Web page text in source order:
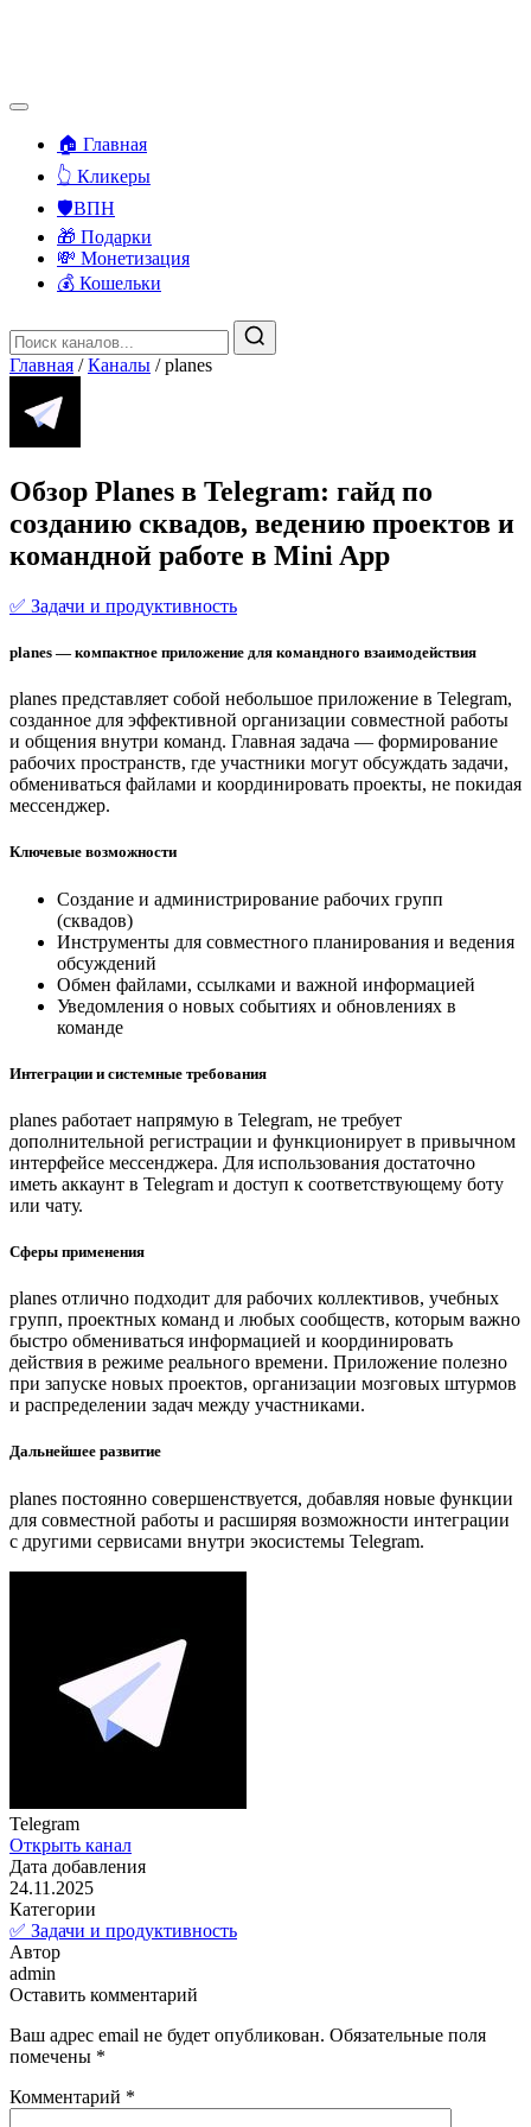
🏠 Главная
👆 Кликеры
🛡️ВПН
🎁 Подарки
💸 Монетизация
💰 Кошельки
Главная / Каналы / planes
Обзор Planes в Telegram: гайд по
созданию сквадов, ведению проектов и
командной работе в Mini App
✅ Задачи и продуктивность
planes — компактное приложение для командного взаимодействия
planes представляет собой небольшое приложение в Telegram,
созданное для эффективной организации совместной работы
и общения внутри команд. Главная задача — формирование
рабочих пространств, где участники могут обсуждать задачи,
обмениваться файлами и координировать проекты, не покидая
мессенджер.
Ключевые возможности
Создание и администрирование рабочих групп
(сквадов)
Инструменты для совместного планирования и ведения
обсуждений
Обмен файлами, ссылками и важной информацией
Уведомления о новых событиях и обновлениях в
команде
Интеграции и системные требования
planes работает напрямую в Telegram, не требует
дополнительной регистрации и функционирует в привычном
интерфейсе мессенджера. Для использования достаточно
иметь аккаунт в Telegram и доступ к соответствующему боту
или чату.
Сферы применения
planes отлично подходит для рабочих коллективов, учебных
групп, проектных команд и любых сообществ, которым важно
быстро обмениваться информацией и координировать
действия в режиме реального времени. Приложение полезно
при запуске новых проектов, организации мозговых штурмов
и распределении задач между участниками.
Дальнейшее развитие
planes постоянно совершенствуется, добавляя новые функции
для совместной работы и расширяя возможности интеграции
с другими сервисами внутри экосистемы Telegram.
Telegram
Открыть канал
Дата добавления
24.11.2025
Категории
✅ Задачи и продуктивность
Автор
admin
Оставить комментарий
Ваш адрес email не будет опубликован. Обязательные поля
помечены *
Комментарий *